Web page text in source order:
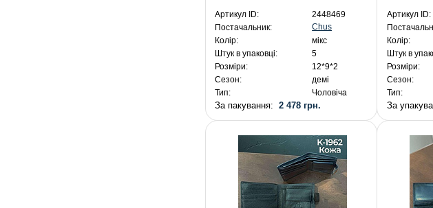
Артикул ID:
2448469
Постачальник:
Chus
Колір:
мікс
Штук в упаковці:
5
Розміри:
12*9*2
Сезон:
демі
Тип:
Чоловіча
За пакування:2 478 грн.
Артикул ID:
Колір:
Штук в
Розміри:
Сезон:
Тип:
За